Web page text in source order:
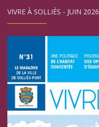
VIVRE À SOLLIÈS - JUIN 2026